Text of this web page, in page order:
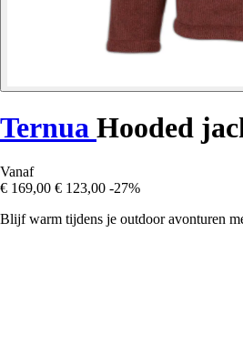
Ternua Hooded
Vanaf
€ 169,00 € 123,00 -27%
Blijf warm tijdens je outdoor avonturen